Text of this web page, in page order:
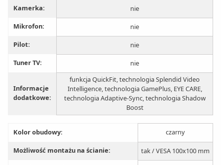
Kamerka:
nie
Mikrofon:
nie
Pilot:
nie
Tuner TV:
nie
Informacje
dodatkowe:
funkcja QuickFit, technologia Splendid Video
Intelligence, technologia GamePlus, EYE CARE,
technologia Adaptive-Sync, technologia Shadow
Boost
Kolor obudowy: czarny
Możliwość montażu na ścianie:
tak / VESA 100x100 mm